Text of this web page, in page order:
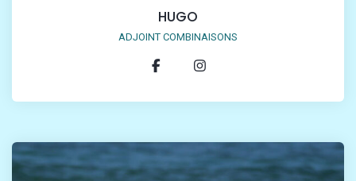
HUGO
ADJOINT COMBINAISONS